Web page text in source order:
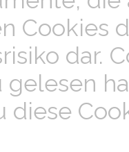
Cookies
dar.
diese